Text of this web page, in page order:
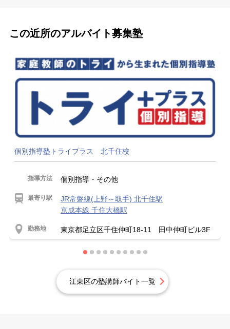
この近所のアルバイト募集塾
個別指導塾トライプラス 北千住校
指導方法 個別指導・その他
最寄り駅
JR常磐線(上野～取手) 北千住駅
京成本線 千住大橋駅
勤務地 東京都足立区千住仲町18-11 田中仲町ビル3F
江東区の塾講師バイト一覧